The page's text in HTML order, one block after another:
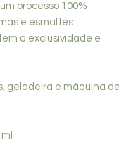
processo 100%
e esmaltes
a exclusividade e
geladeira e máquina de